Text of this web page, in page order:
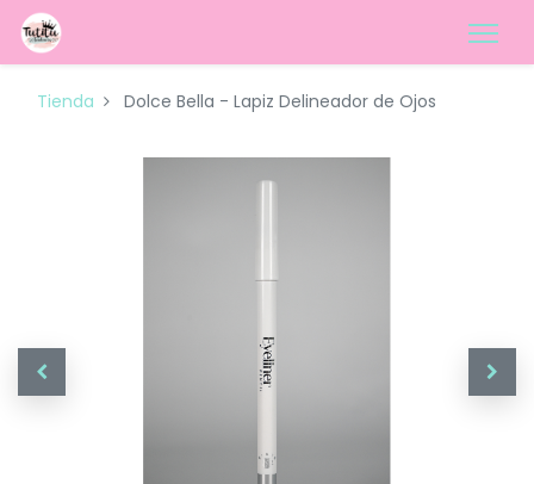
Tienda Dolce Bella - Lapiz Delineador de Ojos